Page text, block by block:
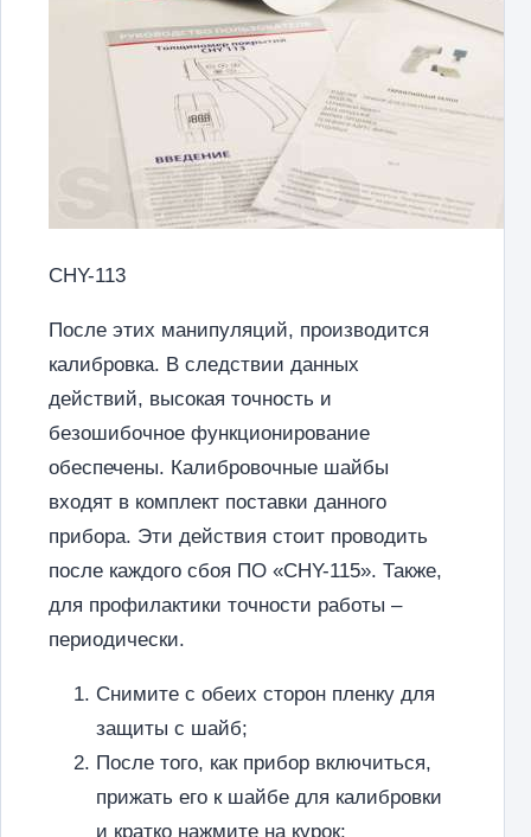
CHY-113
После этих манипуляций, производится
калибровка. В следствии данных
действий, высокая точность и
безошибочное функционирование
обеспечены. Калибровочные шайбы
входят в комплект поставки данного
прибора. Эти действия стоит проводить
после каждого сбоя ПО «CHY-115». Также,
для профилактики точности работы –
периодически.
Снимите с обеих сторон пленку для
защиты с шайб;
После того, как прибор включиться,
прижать его к шайбе для калибровки
и кратко нажмите на курок;